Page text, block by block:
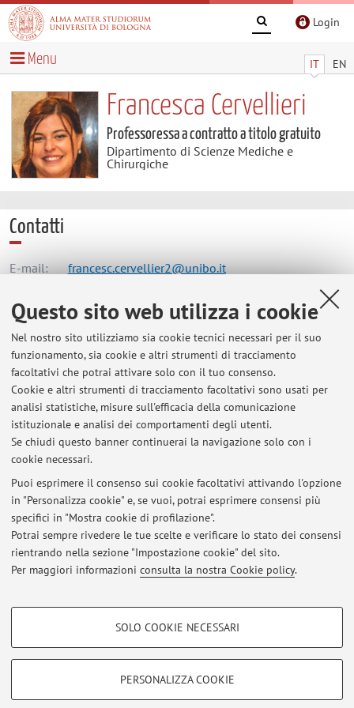
Questo sito web utilizza i cookie
Nel nostro sito utilizziamo sia cookie tecnici necessari per il suo
funzionamento, sia cookie e altri strumenti di tracciamento
facoltativi che potrai attivare solo con il tuo consenso.
Cookie e altri strumenti di tracciamento facoltativi sono usati per
analisi statistiche, misure sull'efficacia della comunicazione
istituzionale e analisi dei comportamenti degli utenti.
Se chiudi questo banner continuerai la navigazione solo con i
cookie necessari.
Puoi esprimere il consenso sui cookie facoltativi attivando l'opzione
in "Personalizza cookie" e, se vuoi, potrai esprimere consensi più
specifici in "Mostra cookie di profilazione".
Potrai sempre rivedere le tue scelte e verificare lo stato dei consensi
rientrando nella sezione "Impostazione cookie" del sito.
Per maggiori informazioni consulta la nostra Cookie policy.
COOKIE DI PROFILAZIONE - FACOLTATIVI
SOLO COOKIE NECESSARI
PERSONALIZZA COOKIE
Login
IT EN
Menu
Francesca Cervellieri
Professoressa a contratto a titolo gratuito
Dipartimento di Scienze Mediche e
Chirurgiche
Contatti
E-mail: francesc.cervellier2@unibo.it
Dipartimento di Scienze Mediche e Chirurgiche
Via Massarenti 9, Bologna - Vai alla mappa
Orario di ricevimento
Dal lunedì al venerdì, previo appuntamento
Ultimi avvisi
Al momento non sono presenti avvisi.
Area riservata
Accedi tramiteloginper gestire tutti i contenuti del sito.